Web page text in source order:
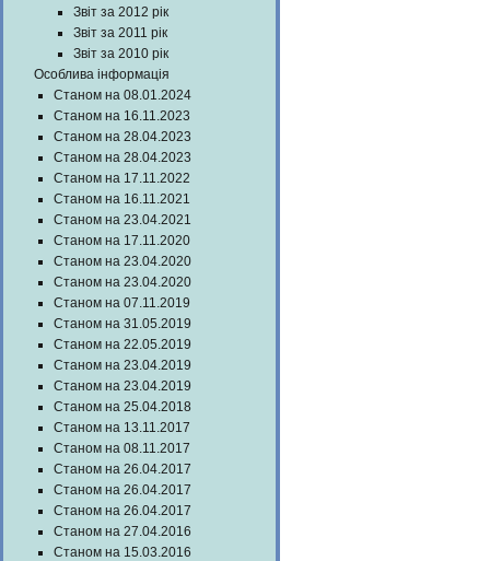
Звіт за 2012 рік
Звіт за 2011 рік
Звіт за 2010 рік
Особлива інформація
Станом на 08.01.2024
Станом на 16.11.2023
Станом на 28.04.2023
Станом на 28.04.2023
Станом на 17.11.2022
Станом на 16.11.2021
Станом на 23.04.2021
Станом на 17.11.2020
Станом на 23.04.2020
Станом на 23.04.2020
Станом на 07.11.2019
Станом на 31.05.2019
Станом на 22.05.2019
Станом на 23.04.2019
Станом на 23.04.2019
Станом на 25.04.2018
Станом на 13.11.2017
Станом на 08.11.2017
Станом на 26.04.2017
Станом на 26.04.2017
Станом на 26.04.2017
Станом на 27.04.2016
Станом на 15.03.2016